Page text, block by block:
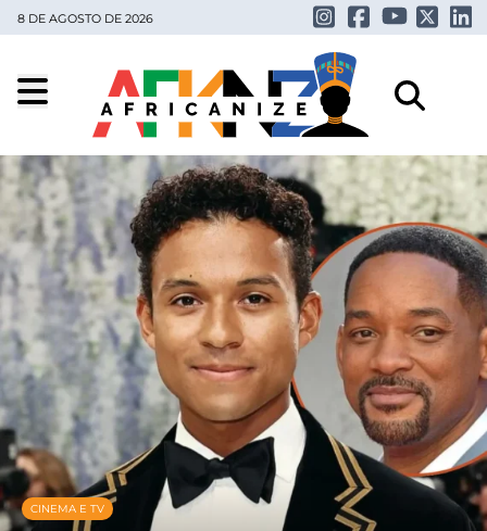
8 DE AGOSTO DE 2026
CINEMA E TV